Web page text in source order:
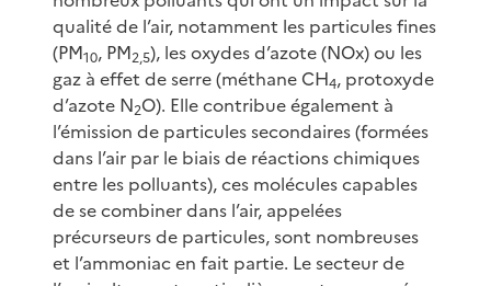
qualité de l’air, notamment les particules fines
(PM10, PM2,5), les oxydes d’azote (NOx) ou les
gaz à effet de serre (méthane CH4, protoxyde
d’azote N2O). Elle contribue également à
l’émission de particules secondaires (formées
dans l’air par le biais de réactions chimiques
entre les polluants), ces molécules capables
de se combiner dans l’air, appelées
précurseurs de particules, sont nombreuses
et l’ammoniac en fait partie. Le secteur de